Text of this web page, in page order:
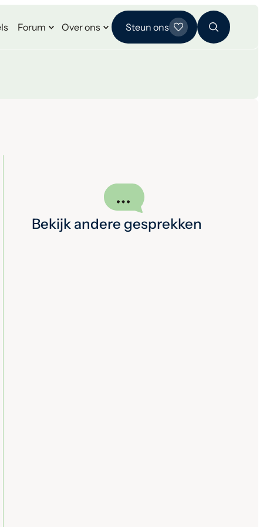
Forum Over ons Steun ons
Bekijk andere gesprekken